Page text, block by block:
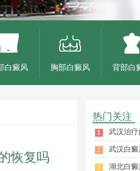
白癜风 胸部白癜风 背部白
恢复吗
热门关注
武汉治疗
武汉白癜
湖北白